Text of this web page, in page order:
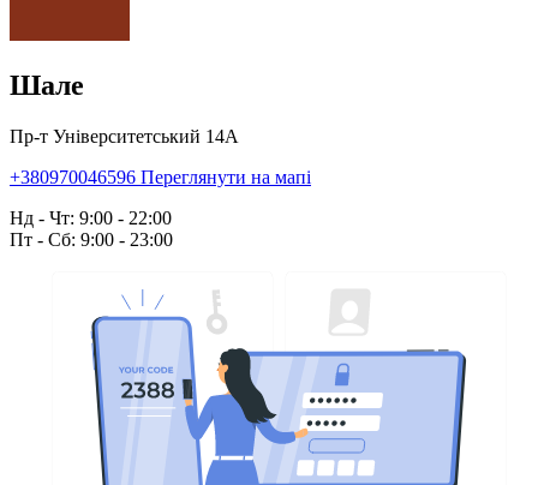
Шале
Пр-т Університетський 14А
+380970046596 Переглянути на мапі
Нд - Чт: 9:00 - 22:00
Пт - Сб: 9:00 - 23:00